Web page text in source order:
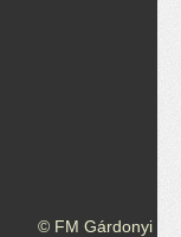
© FM Gárdonyi